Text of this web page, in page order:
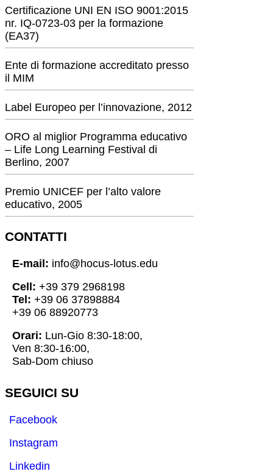
Certificazione UNI EN ISO 9001:2015
nr. IQ-0723-03 per la formazione
(EA37)
Ente di formazione accreditato presso
il MIM
Label Europeo per l’innovazione, 2012
ORO al miglior Programma educativo
– Life Long Learning Festival di
Berlino, 2007
Premio UNICEF per l’alto valore
educativo, 2005
CONTATTI
E-mail: info@hocus-lotus.edu
Cell: +39 379 2968198
Tel: +39 06 37898884
+39 06 88920773
Orari: Lun-Gio 8:30-18:00,
Ven 8:30-16:00,
Sab-Dom chiuso
SEGUICI SU
Facebook
Instagram
Linkedin